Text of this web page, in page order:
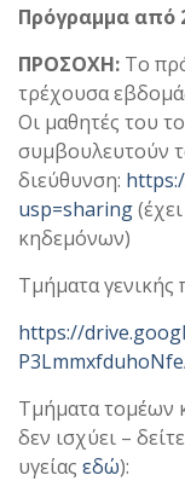
Πρόγραμμα από
ΠΡΟΣΟΧΗ: Το
τρέχουσα
Οι μαθητές του
συμβουλευτούν
διεύθυνση:
usp=sharing
κηδεμόνων)
Τμήματα γενικής
https://
Τμήματα τομέων
δεν ισχύει –
υγείας εδώ):